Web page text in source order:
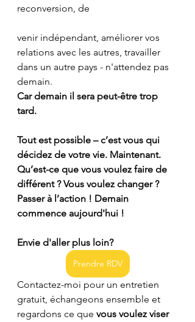
reconversion, de
venir indépendant, améliorer vos
relations avec les autres, travailler
dans un autre pays - n'attendez pas
demain.
Car demain il sera peut-être trop
tard.
Tout est possible – c’est vous qui
décidez de votre vie. Maintenant.
Qu’est-ce que vous voulez faire de
différent ? Vous voulez changer ?
Passer à l’action ! Demain
commence aujourd'hui !
Envie d'aller plus loin?
Prendre RDV
Contactez-moi pour un entretien
gratuit, échangeons ensemble et
regardons ce que vous voulez viser